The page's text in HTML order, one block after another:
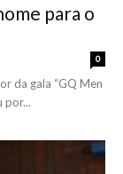
para o
0
da gala “GQ Men
por...